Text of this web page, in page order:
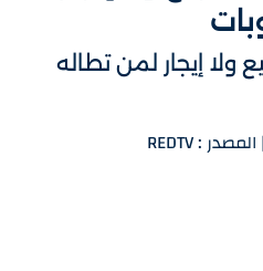
ولا إيجار لمن تطاله